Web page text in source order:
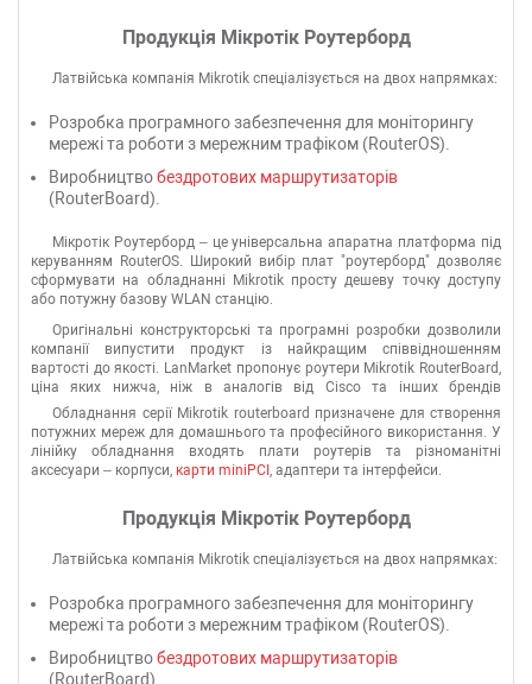
Продукція Мікротік Роутерборд
Латвійська компанія Mikrotik спеціалізується на двох напрямках:
Розробка програмного забезпечення для моніторингу
мережі та роботи з мережним трафіком (RouterOS).
Виробництвобездротових маршрутизаторів
(RouterBoard).
Мікротік Роутерборд – це універсальна апаратна платформа під
керуванням RouterOS. Широкий вибір плат "роутерборд" дозволяє
сформувати на обладнанні Mikrotik просту дешеву точку доступу
або потужну базову WLAN станцію.
Оригінальні конструкторські та програмні розробки дозволили
компанії випустити продукт із найкращим співвідношенням
вартості до якості. LanMarket пропонує роутери Mikrotik RouterBoard,
ціна яких нижча, ніж в аналогів від Cisco та інших брендів
професійного сегменту.
Обладнання серії Mikrotik routerboard призначене для створення
потужних мереж для домашнього та професійного використання. У
лінійку обладнання входять плати роутерів та різноманітні
аксесуари – корпуси, карти miniPCI , адаптери та інтерфейси.
Продукція Мікротік Роутерборд
Латвійська компанія Mikrotik спеціалізується на двох напрямках:
Розробка програмного забезпечення для моніторингу
мережі та роботи з мережним трафіком (RouterOS).
Виробництвобездротових маршрутизаторів
(RouterBoard).